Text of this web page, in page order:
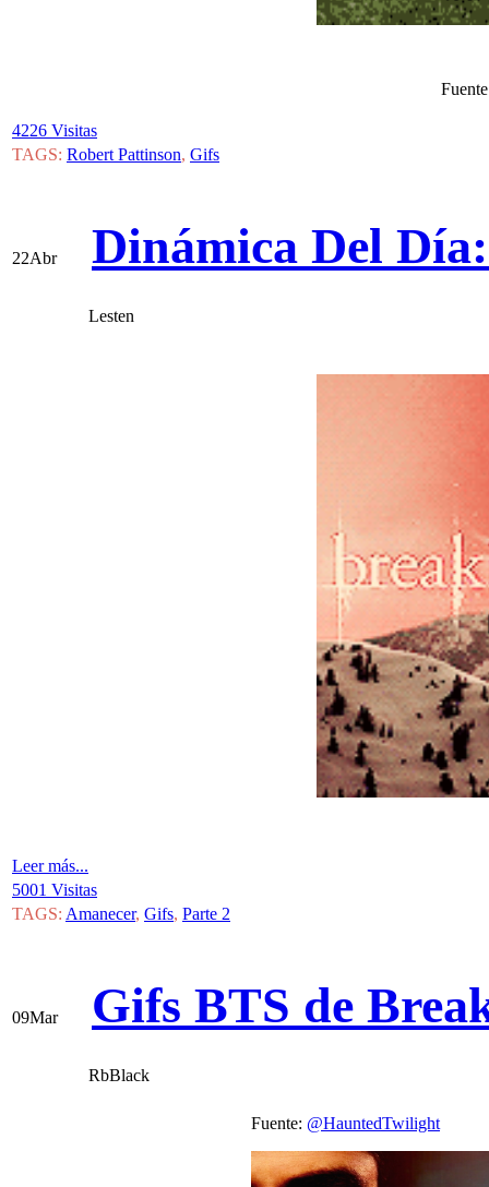
4226 Visitas
TAGS: Robert Pattinson, Gifs
22Abr Dinámica Del
Lesten
Leer más...
5001 Visitas
TAGS: Amanecer, Gifs, Parte 2
09Mar Gifs BTS de
RbBlack
Fuente: @HauntedTwilight